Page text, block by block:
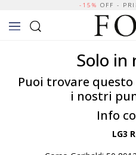
-15% OFF -
Solo in
Puoi trovare
i nostri
Info
LG3